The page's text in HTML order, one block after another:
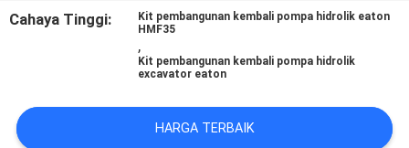
PRIVACY
POLICY
Cahaya Tinggi:
Kit pembangunan kembali pompa hidrolik eaton
HMF35
,
Kit pembangunan kembali pompa hidrolik
excavator eaton
HARGA TERBAIK